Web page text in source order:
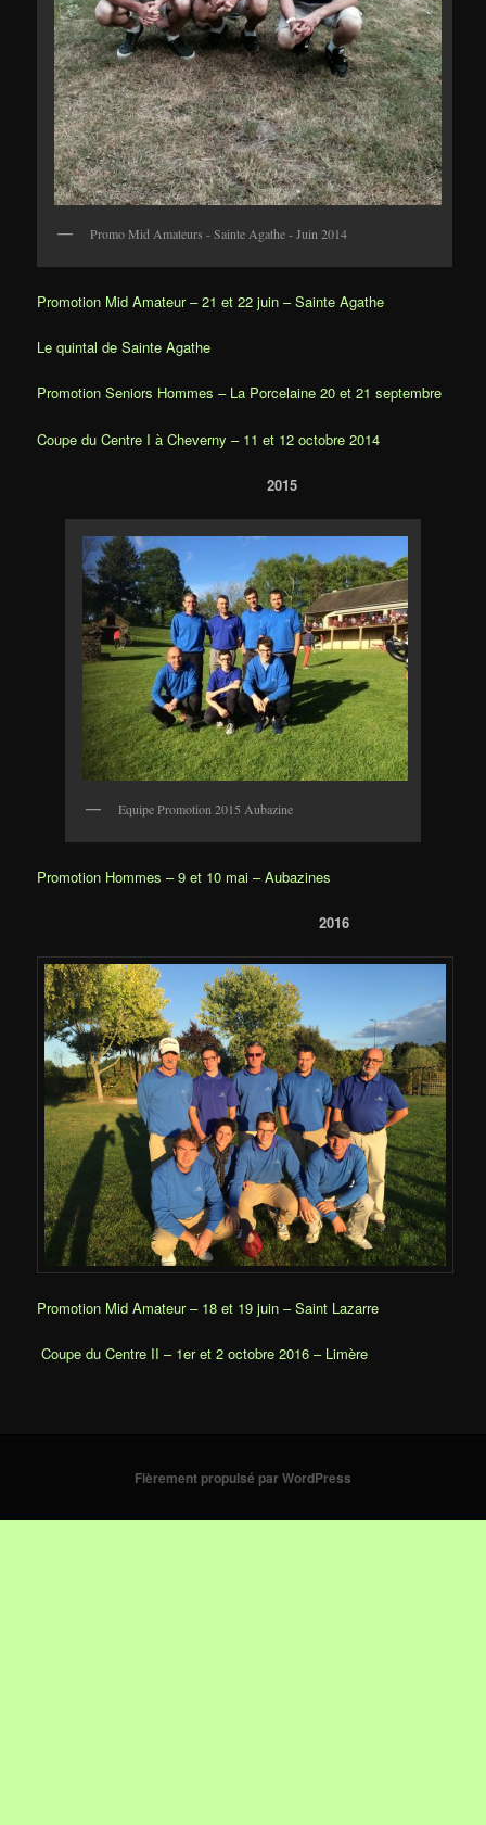
Promo Mid Amateurs - Sainte Agathe - Juin 2014
Promotion Mid Amateur – 21 et 22 juin – Sainte Agathe
Le quintal de Sainte Agathe
Promotion Seniors Hommes – La Porcelaine 20 et 21 septembre
Coupe du Centre I à Cheverny – 11 et 12 octobre 2014
2015
Equipe Promotion 2015 Aubazine
Promotion Hommes – 9 et 10 mai – Aubazines
2016
Promotion Mid Amateur – 18 et 19 juin – Saint Lazarre
Coupe du Centre II – 1er et 2 octobre 2016 – Limère
Fièrement propulsé par WordPress